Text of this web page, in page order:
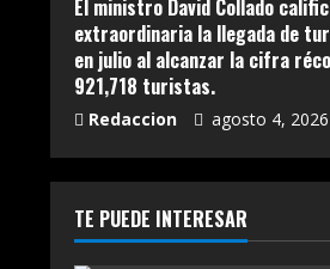
El ministro David Collado
extraordinaria la llegada de
en julio al alcanzar la cifra
921,718 turistas.
Redaccion agosto 4, 2026
TE PUEDE INTERESAR